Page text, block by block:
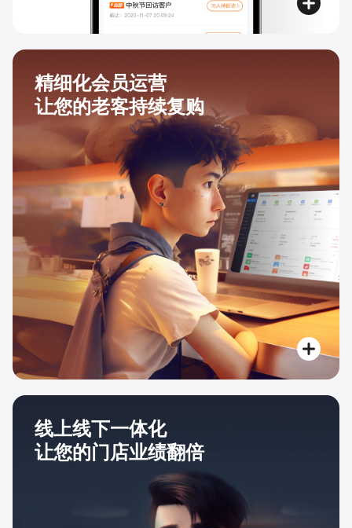
精细化会员运营
让您的老客持续复购
线上线下一体化
让您的门店业绩翻倍